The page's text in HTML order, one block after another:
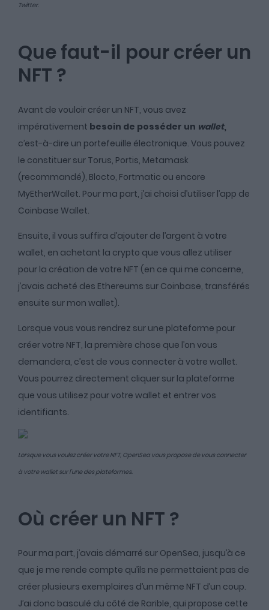
Twitter.
Que faut-il pour créer un
NFT ?
Avant de vouloir créer un NFT, vous avez
impérativement besoin de posséder un wallet,
c’est-à-dire un portefeuille électronique. Vous pouvez
le constituer sur Torus, Portis, Metamask
(recommandé), Blocto, Fortmatic ou encore
MyEtherWallet. Pour ma part, j’ai choisi d’utiliser l’app de
Coinbase Wallet.
Ensuite, il vous suffira d’ajouter de l’argent à votre
wallet, en achetant la crypto que vous allez utiliser
pour la création de votre NFT (en ce qui me concerne,
j’avais acheté des Ethereums sur Coinbase, transférés
ensuite sur mon wallet).
Lorsque vous vous rendrez sur une plateforme pour
créer votre NFT, la première chose que l’on vous
demandera, c’est de vous connecter à votre wallet.
Vous pourrez directement cliquer sur la plateforme
que vous utilisez pour votre wallet et entrer vos
identifiants.
Lorsque vous voulez créer votre NFT, OpenSea vous propose de vous connecter
à votre wallet sur l’une des plateformes.
Où créer un NFT ?
Pour ma part, j’avais démarré sur OpenSea, jusqu’à ce
que je me rende compte qu’ils ne permettaient pas de
créer plusieurs exemplaires d’un même NFT d’un coup.
J’ai donc basculé du côté de Rarible, qui propose cette